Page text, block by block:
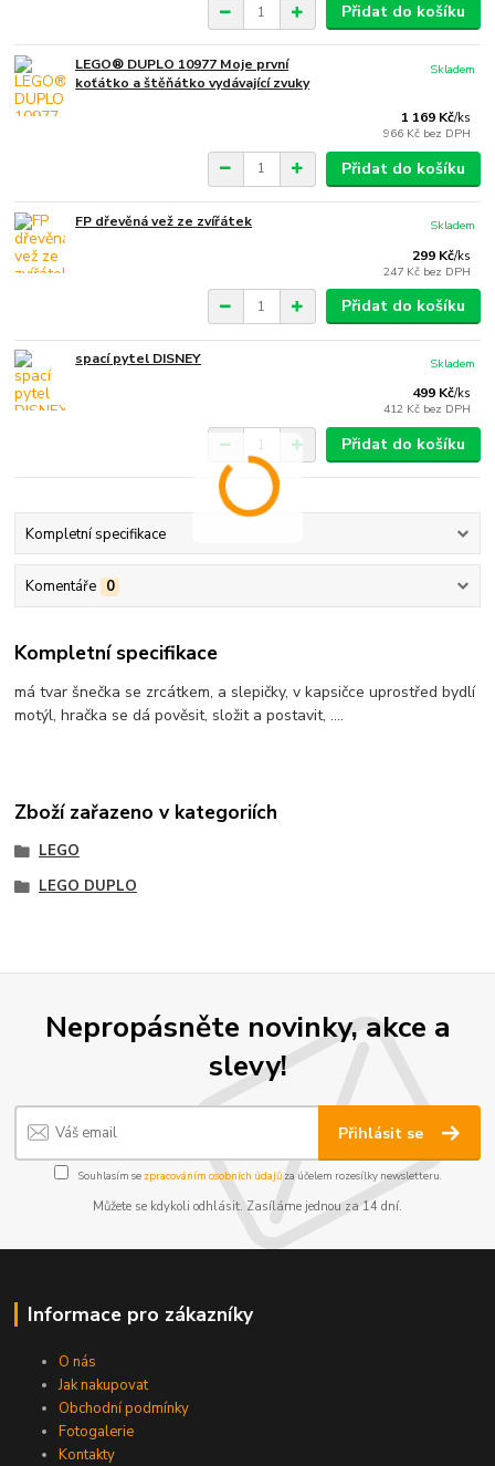
Přidat do košíku
LEGO® DUPLO 10977 Moje první
koťátko a štěňátko vydávající zvuky
1 169 Kč/ks
966 Kč bez DPH
Skladem
Přidat do košíku
FP dřevěná vež ze zvířátek
299 Kč/ks
247 Kč bez DPH
Skladem
Přidat do košíku
spací pytel DISNEY
499 Kč/ks
412 Kč bez DPH
Skladem
Přidat do košíku
Kompletní specifikace
Komentáře 0
Kompletní specifikace
má tvar šnečka se zrcátkem, a slepičky, v kapsičce uprostřed bydlí
motýl, hračka se dá pověsit, složit a postavit, ....
Zboží zařazeno v kategoriích
LEGO
LEGO DUPLO
Nepropásněte novinky, akce a
slevy!
Přihlásit se
Souhlasím se zpracováním osobních údajůza účelem rozesílky newsletteru.
Můžete se kdykoli odhlásit. Zasíláme jednou za 14 dní.
Informace pro zákazníky
O nás
Jak nakupovat
Obchodní podmínky
Fotogalerie
Kontakty